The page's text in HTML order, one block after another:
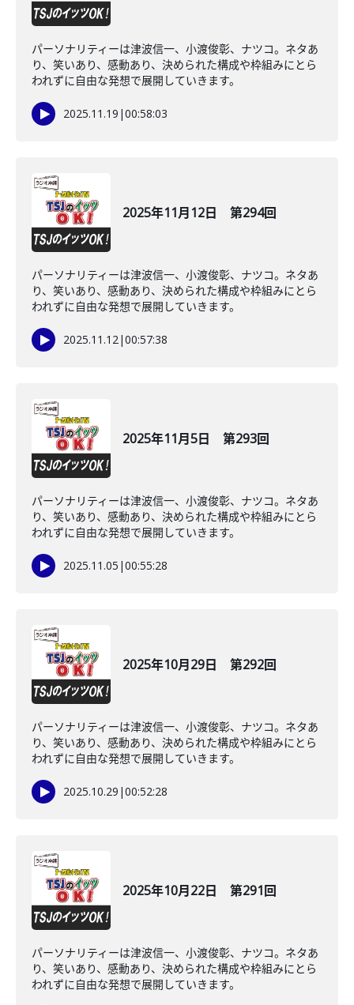
パーソナリティーは津波信一、小渡俊彰、ナツコ。ネタあ
り、笑いあり、感動あり、決められた構成や枠組みにとら
われずに自由な発想で展開していきます。
2025.11.19 |00:58:03
2025年11月12日 第294回
パーソナリティーは津波信一、小渡俊彰、ナツコ。ネタあ
り、笑いあり、感動あり、決められた構成や枠組みにとら
われずに自由な発想で展開していきます。
2025.11.12|00:57:38
2025年11月5日 第293回
パーソナリティーは津波信一、小渡俊彰、ナツコ。ネタあ
り、笑いあり、感動あり、決められた構成や枠組みにとら
われずに自由な発想で展開していきます。
2025.11.05 |00:55:28
2025年10月29日 第292回
パーソナリティーは津波信一、小渡俊彰、ナツコ。ネタあ
り、笑いあり、感動あり、決められた構成や枠組みにとら
われずに自由な発想で展開していきます。
2025.10.29 |00:52:28
2025年10月22日 第291回
パーソナリティーは津波信一、小渡俊彰、ナツコ。ネタあ
り、笑いあり、感動あり、決められた構成や枠組みにとら
われずに自由な発想で展開していきます。